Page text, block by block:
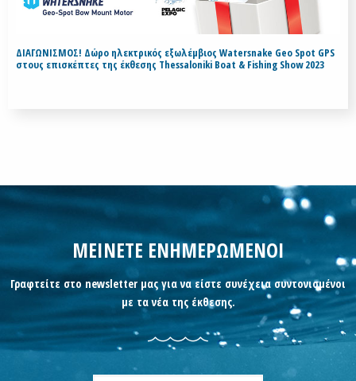
ΔΙΑΓΩΝΙΣΜΟΣ! Δώρο ηλεκτρικός εξωλέμβιος Watersnake Geo Spot GPS
στους επισκέπτες της έκθεσης Thessaloniki Boat & Fishing Show 2023
ΜΕΙΝΕΤΕ ΕΝΗΜΕΡΩΜΕΝΟΙ
Γραφτείτε στο newsletter μας για να είστε συνέχεια συντονισμένοι
με τα νέα της έκθεσης.